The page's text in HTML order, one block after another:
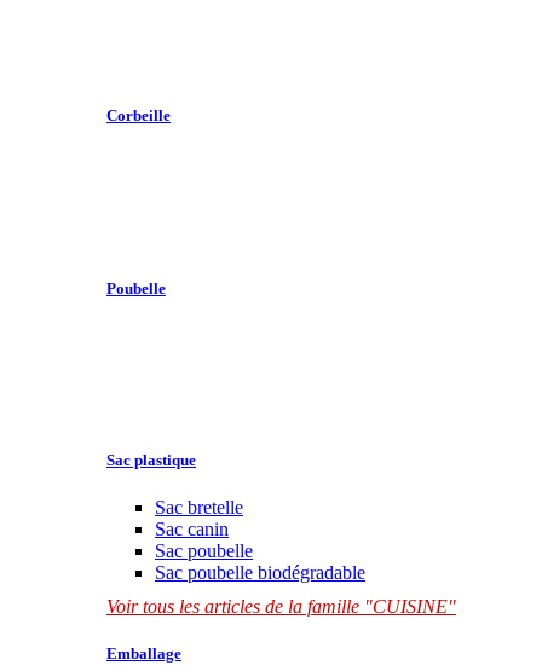
Corbeille
Poubelle
Sac plastique
Sac bretelle
Sac canin
Sac poubelle
Sac poubelle biodégradable
Voir tous les articles de la famille "CUISINE"
Emballage